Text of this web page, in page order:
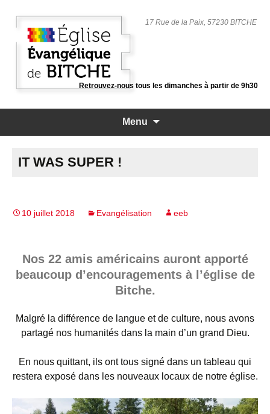
Retrouvez-nous tous les dimanches à partir de 9h30
17 Rue de la Paix, 57230 BITCHE
Menu
IT WAS SUPER !
10 juillet 2018 Evangélisation eeb
Nos 22 amis américains auront apporté
beaucoup d’encouragements à l’église de
Bitche.
Malgré la différence de langue et de culture, nous avons
partagé nos humanités dans la main d’un grand Dieu.
En nous quittant, ils ont tous signé dans un tableau qui
restera exposé dans les nouveaux locaux de notre église.